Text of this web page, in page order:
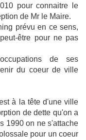
pour connaitre le
de Mr le Maire.
prévu en ce sens,
être pour ne pas
de ses
du coeur de ville
à la tête d'une ville
de dette qu'on a
1990 on ne s'attache
pour un coeur